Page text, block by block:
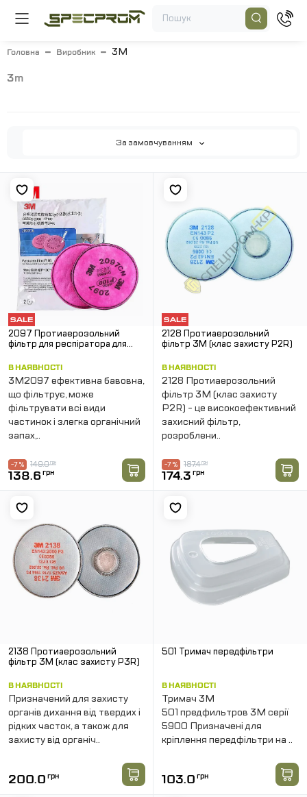
Головна Виробник 3M
3m
За замовчуванням
2097 Протиаерозольний
фільтр для респіратора для
В НАЯВНОСТІ
3M2097 ефективна бавовна,
що фільтрує, може
фільтрувати всі види
частинок і злегка органічний
запах,..
149.0грн
-7 %
138.6 грн
2128 Протиаерозольний
фільтр 3M (клас захисту P2R)
В НАЯВНОСТІ
2128 Протиаерозольний
фільтр 3M (клас захисту
P2R) - це високоефективний
захисний фільтр,
розроблени..
187.4грн
-7 %
174.3 грн
2138 Протиаерозольний
фільтр 3M (клас захисту P3R)
В НАЯВНОСТІ
Призначений для захисту
органів дихання від твердих і
рідких часток, а також для
захисту від органіч..
200.0 грн
501 Тримач передфільтри
В НАЯВНОСТІ
Тримач 3М
501 предфильтров 3М серії
5900 Призначені для
кріплення передфільтри на ..
103.0 грн